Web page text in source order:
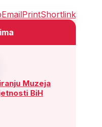
EmailPrintShortlink
Muzeja
BiH